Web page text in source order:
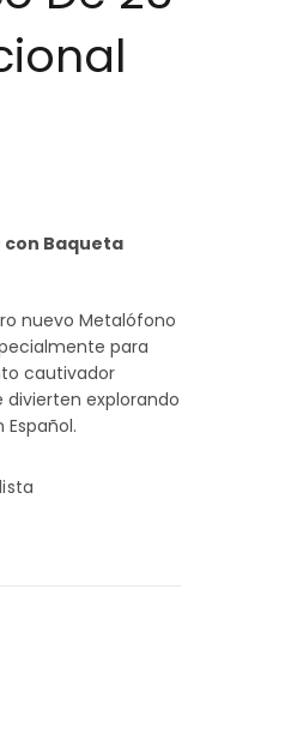
con Baqueta
nuevo Metalófono
para
cautivador
explorando
ALLEGRO AMARILLO cantidad